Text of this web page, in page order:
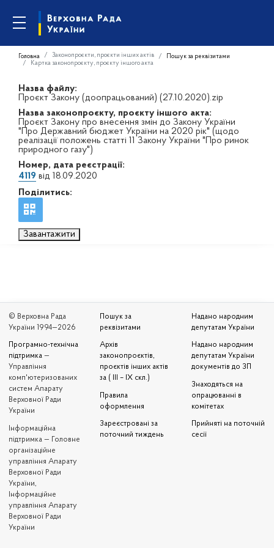
Головна Законопроєкти, проєкти інших актів
Пошук за реквізитами
Картка законопроєкту, проєкту іншого акта
Назва файлу:
Проєкт Закону (доопрацьований) (27.10.2020).zip
Назва законопроєкту, проєкту іншого акта:
Проєкт Закону про внесення змін до Закону України
"Про Державний бюджет України на 2020 рік" (щодо
реалізації положень статті 11 Закону України "Про ринок
природного газу")
Номер, дата реєстрації:
4119 від 18.09.2020
Поділитись:
Завантажити
© Верховна Рада
України 1994—2026
Програмно-технічна
підтримка —
Управління
комп'ютеризованих
систем Апарату
Верховної Ради
України
Iнформаційна
підтримка — Головне
організаційне
управління Апарату
Верховної Ради
України,
Інформаційне
управління Апарату
Верховної Ради
України
Пошук за
реквізитами
Архів
законопроєктів,
проєктів інших актів
за ( III – IX скл.)
Правила
оформлення
Зареєстровані за
поточний тиждень
Надано народним
депутатам України
Надано народним
депутатам України
документів до ЗП
Знаходяться на
опрацюванні в
комітетах
Прийняті на поточній
сесії